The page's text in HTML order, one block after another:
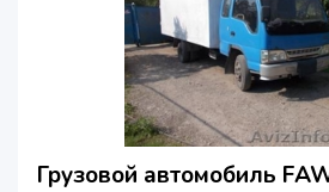
Грузовой автомобиль